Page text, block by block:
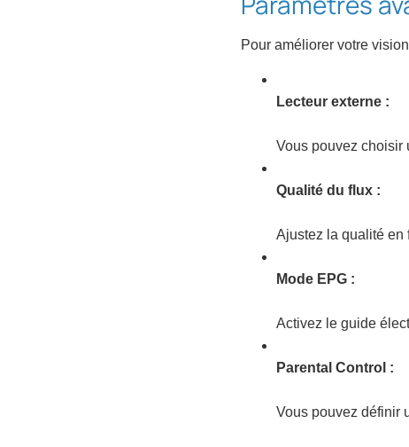
Pour améliorer votre
Lecteur externe :
Vous pouvez choisir
Qualité du flux :
Ajustez la qualité en
Mode EPG :
Activez le guide
Parental Control :
Vous pouvez définir